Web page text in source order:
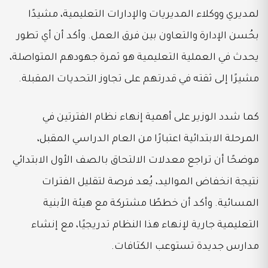
لمديري ووكلاء المديريات والإدارات التعليمية، مشيدًا
بحُسن الإدارة والتعاون بين فرق العمل. وأكد أن أي تطور
يحدث في العملية التعليمية هو ثمرة جهودهم المتواصلة،
مشيرًا إلى ثقته في قدرتهم على تجاوز التحديات المقبلة.
كما شدد الوزير على أهمية إنهاء نظام الفترتين في
المرحلة الابتدائية اعتبارًا من العام الدراسي المقبل،
موضحًا أن تراجع معدلات الالتحاق بالصف الأول الابتدائي
نتيجة انخفاض المواليد، يُعد فرصة لتقليل الفترات
المسائية. وأكد أن خططًا مشتركة مع هيئة الأبنية
التعليمية جارية لإنهاء هذا النظام تدريجيًا، مع إنشاء
مدارس جديدة تستوعب الكثافات.